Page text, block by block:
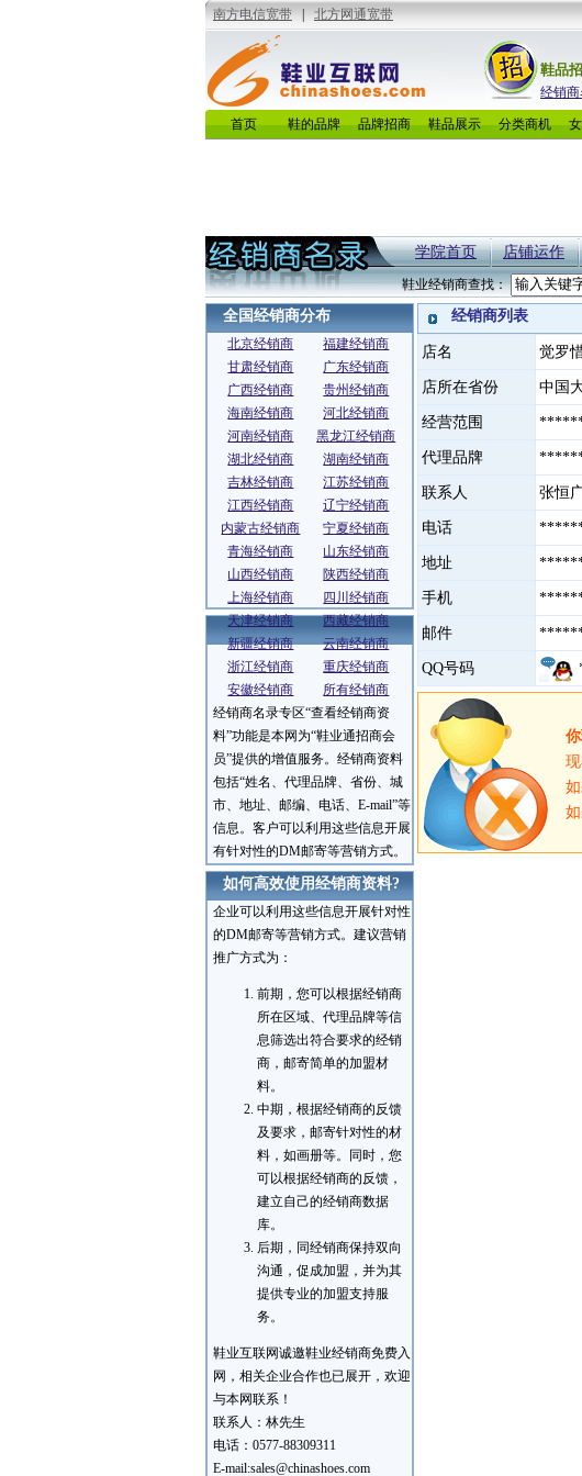
鞋品
经销
首页 鞋的品牌 品牌招商 鞋品展示 分类商机
学院首页 店铺运作
鞋业经销商查找：
全国经销商分布
北京经销商
福建经销商
甘肃经销商
广东经销商
广西经销商
贵州经销商
海南经销商
河北经销商
河南经销商
黑龙江经销商
湖北经销商
湖南经销商
吉林经销商
江苏经销商
江西经销商
辽宁经销商
内蒙古经销商
宁夏经销商
青海经销商
山东经销商
山西经销商
陕西经销商
上海经销商
四川经销商
天津经销商
西藏经销商
新疆经销商
云南经销商
浙江经销商
重庆经销商
安徽经销商
所有经销商
服务介绍
经销商名录专区“查看经销商资
料”功能是本网为“鞋业通招商会
员”提供的增值服务。经销商资料
包括“姓名、代理品牌、省份、城
市、地址、邮编、电话、E-mail”等
信息。客户可以利用这些信息开展
有针对性的DM邮寄等营销方式。
如何高效使用经销商资料?
企业可以利用这些信息开展针对性
的DM邮寄等营销方式。建议营销
推广方式为：
前期，您可以根据经销商
所在区域、代理品牌等信
息筛选出符合要求的经销
商，邮寄简单的加盟材
料。
中期，根据经销商的反馈
及要求，邮寄针对性的材
料，如画册等。同时，您
可以根据经销商的反馈，
建立自己的经销商数据
库。
后期，同经销商保持双向
沟通，促成加盟，并为其
提供专业的加盟支持服
务。
鞋业互联网诚邀鞋业经销商免费入
网，相关企业合作也已展开，欢迎
与本网联系！
联系人：林先生
电话：0577-88309311
E-mail:sales@chinashoes.com
经销商列表
店名 觉罗
店所在省份 中国
经营范围
代理品牌
联系人 张恒
电话
地址
手机
邮件
QQ号码